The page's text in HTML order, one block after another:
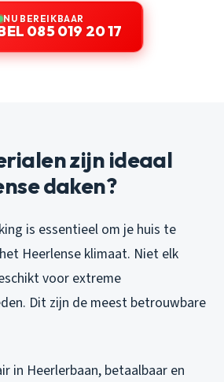
NU BEREIKBAAR
085 019 20 17
zijn ideaal
daken?
is essentieel om je huis te
Heerlense klimaat. Niet elk
voor extreme
Dit zijn de meest betrouwbare
in Heerlerbaan, betaalbaar en